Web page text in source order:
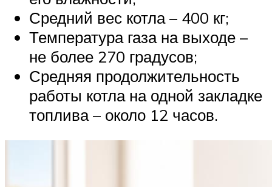
Средний вес котла – 400 кг;
Температура газа на выходе –
не более 270 градусов;
Средняя продолжительность
работы котла на одной закладке
топлива – около 12 часов.